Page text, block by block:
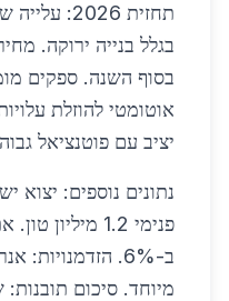
בסוף השנה. ספקים
אוטומטי להוזלת
יציב עם פוטנציאל
פנימי 1.2
ב-6%.
מיוחד. סיכום